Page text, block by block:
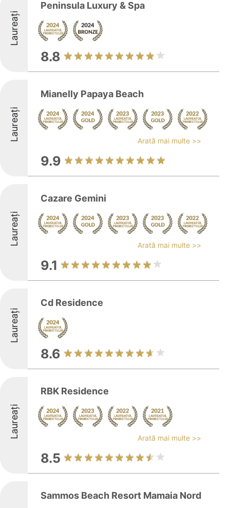
Laureați
Peninsula Luxury & Spa
8.8
Laureați
Mianelly Papaya Beach
Arată mai multe >>
9.9
Laureați
Cazare Gemini
Arată mai multe >>
9.1
Laureați
Cd Residence
8.6
Laureați
RBK Residence
Arată mai multe >>
8.5
Sammos Beach Resort Mamaia Nord